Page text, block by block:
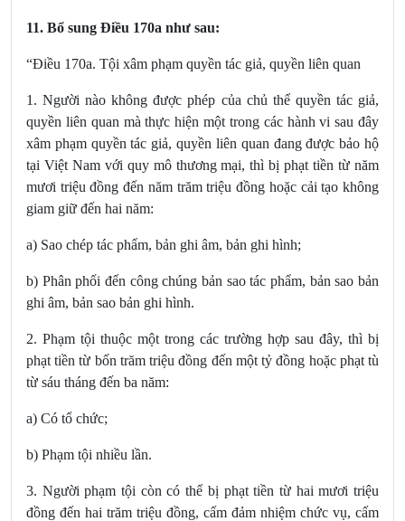
11. Bổ sung Điều 170a như sau:
“Điều 170a. Tội xâm phạm quyền tác giả, quyền liên quan
1. Người nào không được phép của chủ thể quyền tác giả,
quyền liên quan mà thực hiện một trong các hành vi sau đây
xâm phạm quyền tác giả, quyền liên quan đang được bảo hộ
tại Việt Nam với quy mô thương mại, thì bị phạt tiền từ năm
mươi triệu đồng đến năm trăm triệu đồng hoặc cải tạo không
giam giữ đến hai năm:
a) Sao chép tác phẩm, bản ghi âm, bản ghi hình;
b) Phân phối đến công chúng bản sao tác phẩm, bản sao bản
ghi âm, bản sao bản ghi hình.
2. Phạm tội thuộc một trong các trường hợp sau đây, thì bị
phạt tiền từ bốn trăm triệu đồng đến một tỷ đồng hoặc phạt tù
từ sáu tháng đến ba năm:
a) Có tổ chức;
b) Phạm tội nhiều lần.
3. Người phạm tội còn có thể bị phạt tiền từ hai mươi triệu
đồng đến hai trăm triệu đồng, cấm đảm nhiệm chức vụ, cấm